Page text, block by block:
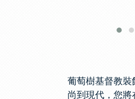
葡萄樹基督教裝
尚到現代，您將